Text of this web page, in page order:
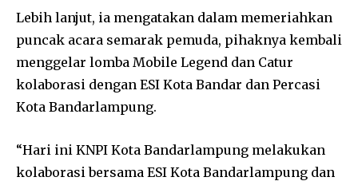
Lebih lanjut, ia mengatakan dalam memeriahkan
puncak acara semarak pemuda, pihaknya kembali
menggelar lomba Mobile Legend dan Catur
kolaborasi dengan ESI Kota Bandar dan Percasi
Kota Bandarlampung.
“Hari ini KNPI Kota Bandarlampung melakukan
kolaborasi bersama ESI Kota Bandarlampung dan